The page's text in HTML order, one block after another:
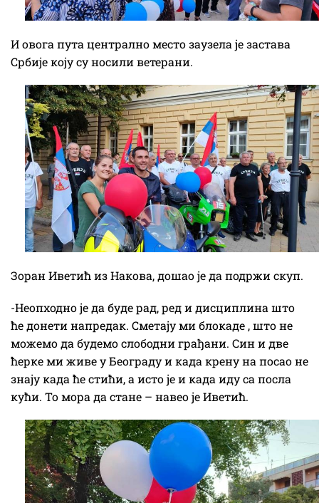
И овога пута централно место заузела је застава
Србије коју су носили ветерани.
Зоран Иветић из Накова, дошао је да подржи скуп.
-Неопходно је да буде рад, ред и дисциплина што
ће донети напредак. Сметају ми блокаде , што не
можемо да будемо слободни грађани. Син и две
ћерке ми живе у Београду и када крену на посао не
знају када ће стићи, а исто је и када иду са посла
кући. То мора да стане – навео је Иветић.